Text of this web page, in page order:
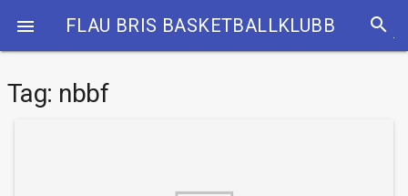
 FLAU BRIS BASKETBALLKLUBB search
Tag: nbbf